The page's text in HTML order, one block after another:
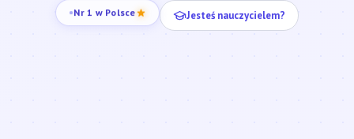
Nr 1 w Polsce Jesteś nauczycielem?